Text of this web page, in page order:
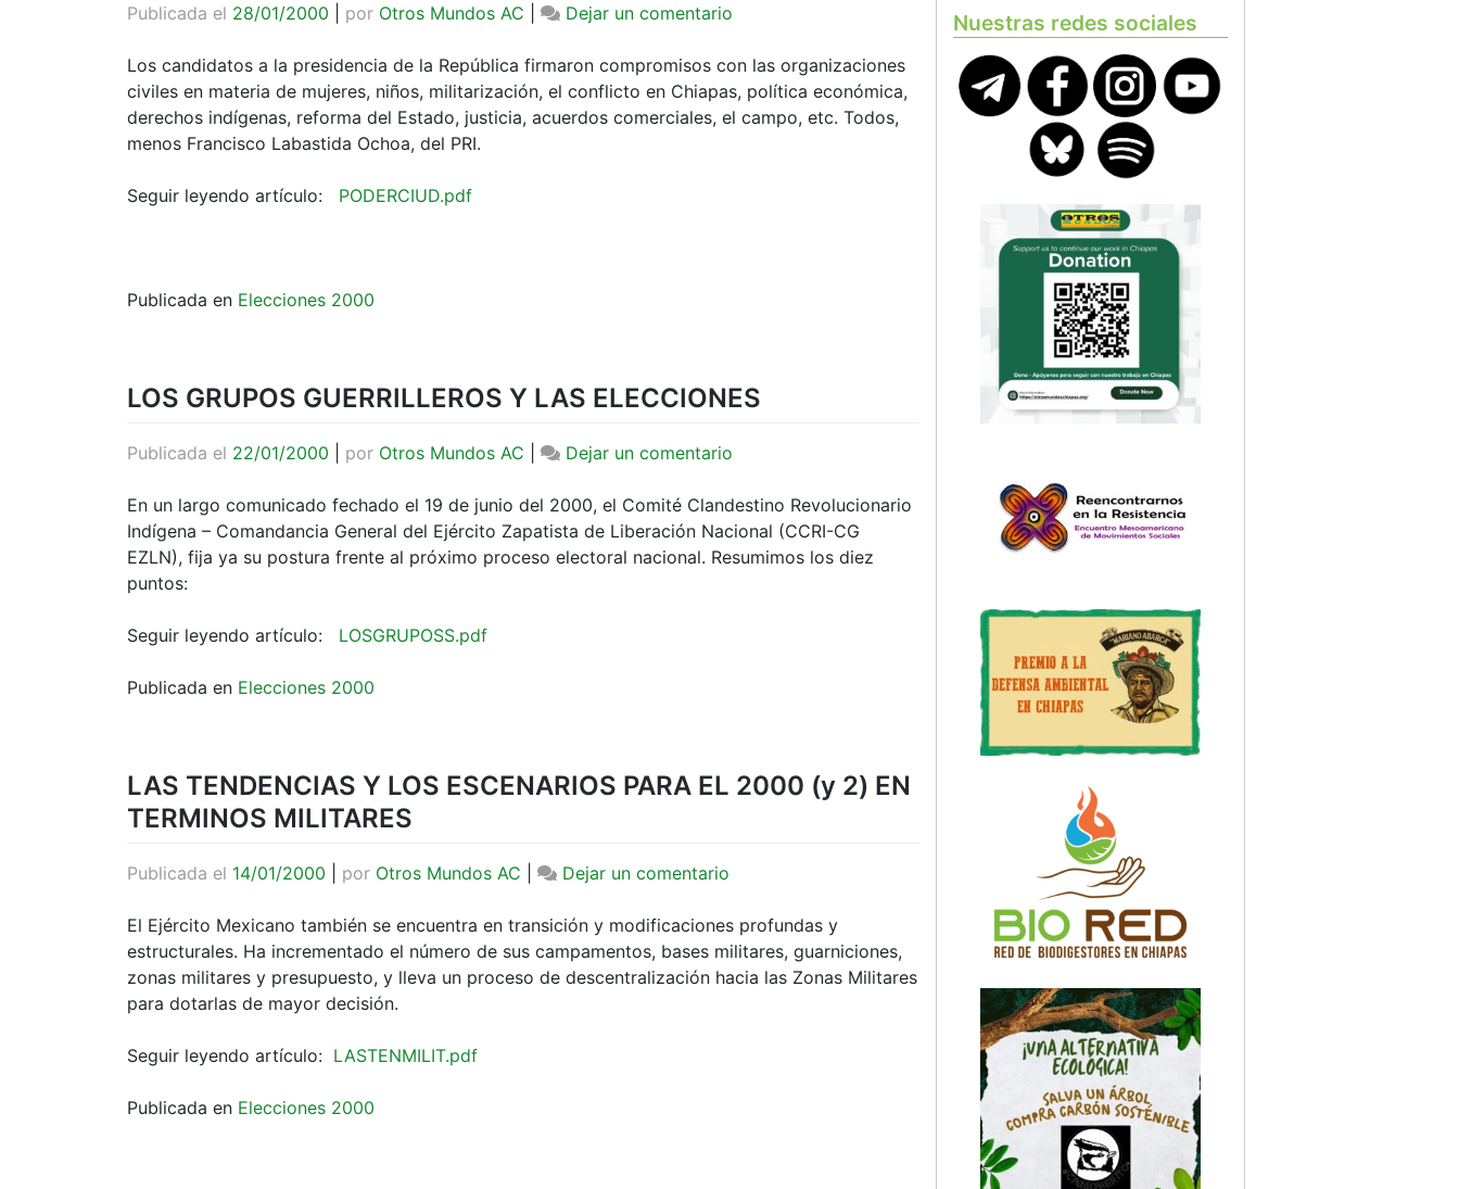
Publicada el 28/01/2000 por Otros Mundos AC Dejar un comentario
CIUDADANO
Y
LAS
Los candidatos a la presidencia de la República firmaron compromisos con las organizaciones
civiles en materia de mujeres, niños, militarización, el conflicto en Chiapas, política económica,
derechos indígenas, reforma del Estado, justicia, acuerdos comerciales, el campo, etc. Todos,
menos Francisco Labastida Ochoa, del PRI.
Seguir leyendo artículo: PODERCIUD.pdf
Publicada en Elecciones 2000
LOS GRUPOS GUERRILLEROS Y LAS ELECCIONES
Publicada el 22/01/2000 por Otros Mundos AC Dejar un comentario
GRUPOS
GUERRILLEROS
Y
En un largo comunicado fechado el 19 de junio del 2000, el Comité Clandestino Revolucionario
Indígena – Comandancia General del Ejército Zapatista de Liberación Nacional (CCRI-CG
EZLN), fija ya su postura frente al próximo proceso electoral nacional. Resumimos los diez
puntos:
Seguir leyendo artículo: LOSGRUPOSS.pdf
Publicada en Elecciones 2000
LAS TENDENCIAS Y LOS ESCENARIOS PARA EL 2000 (y 2) EN
TERMINOS MILITARES
Publicada el 14/01/2000 por Otros Mundos AC Dejar un comentario
TENDENCIAS
Y
LOS
El Ejército Mexicano también se encuentra en transición y modificaciones profundas y
estructurales. Ha incrementado el número de sus campamentos, bases militares, guarniciones,
zonas militares y presupuesto, y lleva un proceso de descentralización hacia las Zonas Militares
para dotarlas de mayor decisión.
Seguir leyendo artículo: LASTENMILIT.pdf
Publicada en Elecciones 2000
Nuestras redes sociales